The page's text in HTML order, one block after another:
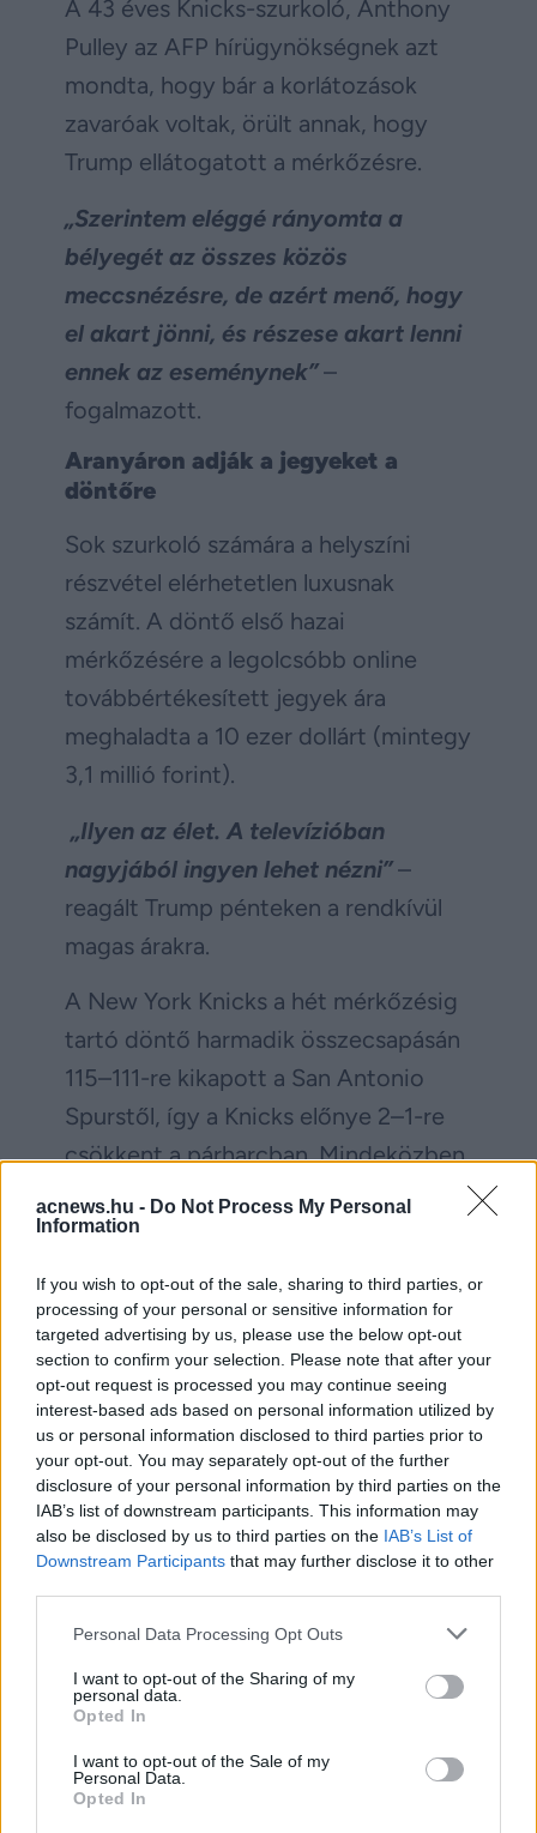
acnews.hu - Do Not Process My Personal
Information
If you wish to opt-out of the sale, sharing to third parties, or
processing of your personal or sensitive information for
targeted advertising by us, please use the below opt-out
section to confirm your selection. Please note that after your
opt-out request is processed you may continue seeing
interest-based ads based on personal information utilized by
us or personal information disclosed to third parties prior to
your opt-out. You may separately opt-out of the further
disclosure of your personal information by third parties on the
IAB’s list of downstream participants. This information may
also be disclosed by us to third parties on the IAB’s List of
Downstream Participants that may further disclose it to other
Please note that this website/app uses one or more Google
not limited to your visit or usage behaviour. You may click to
grant or deny consent to Google and its third-party tags to
use your data for below specified purposes in below Google
consent section.
Personal Data Processing Opt Outs
I want to opt-out of the Sharing of my
personal data.
Opted In
I want to opt-out of the Sale of my
Personal Data.
Opted In
A 43 éves Knicks-szurkoló, Anthony
Pulley az AFP hírügynökségnek azt
mondta, hogy bár a korlátozások
zavaróak voltak, örült annak, hogy
Trump ellátogatott a mérkőzésre.
„Szerintem eléggé rányomta a
bélyegét az összes közös
meccsnézésre, de azért menő, hogy
el akart jönni, és részese akart lenni
ennek az eseménynek”–
fogalmazott.
Aranyáron adják a jegyeket a
döntőre
Sok szurkoló számára a helyszíni
részvétel elérhetetlen luxusnak
számít. A döntő első hazai
mérkőzésére a legolcsóbb online
továbbértékesített jegyek ára
meghaladta a 10 ezer dollárt (mintegy
3,1 millió forint).
„Ilyen az élet. A televízióban
nagyjából ingyen lehet nézni”–
reagált Trump pénteken a rendkívül
magas árakra.
A New York Knicks a hét mérkőzésig
tartó döntő harmadik összecsapásán
115–111-re kikapott a San Antonio
Spurstől, így a Knicks előnye 2–1-re
csökkent a párharcban. Mindeközben
Trump békésen szunyált, amelyről
videófelvétel is készült, mutatjuk: